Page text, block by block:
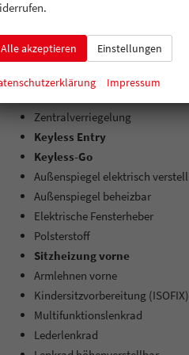
Kopf-Airbags
Sonstige Airbags
Zentralverriegelung
Keyless Entry
Keyless-Go
Außenspiegel elektrisch
Außenspiegel beheizbar
Elektrische Fensterheber
Polsterstoff
Sitzheizung vorne
Armlehnen vorne
Kindersitzvorbereitung (ISOFIX)
Multifunktionslenkrad
Lederlenkrad
Alle akzeptieren Einstellungen
Impressum